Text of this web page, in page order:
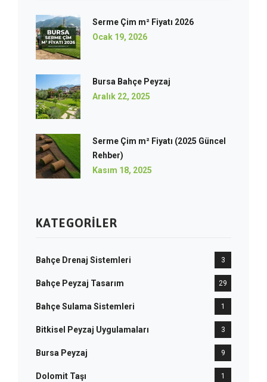
Serme Çim m² Fiyatı 2026
Ocak 19, 2026
Bursa Bahçe Peyzaj
Aralık 22, 2025
Serme Çim m² Fiyatı (2025 Güncel
Rehber)
Kasım 18, 2025
KATEGORILER
Bahçe Drenaj Sistemleri 3
Bahçe Peyzaj Tasarım 29
Bahçe Sulama Sistemleri 1
Bitkisel Peyzaj Uygulamaları 3
Bursa Peyzaj 9
Dolomit Taşı 1